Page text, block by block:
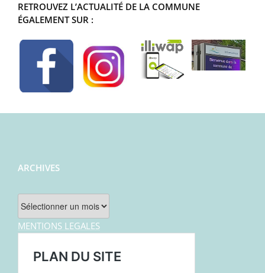
RETROUVEZ L’ACTUALITÉ DE LA COMMUNE
ÉGALEMENT SUR :
ARCHIVES
Archives
MENTIONS LEGALES